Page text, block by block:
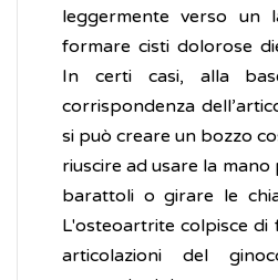
leggermente verso un
formare cisti dolorose
In certi casi, alla
corrispondenza
si può creare un bozzo
riuscire ad usare la
barattoli o girare le
L'osteoartrite colpisce di
articolazioni del